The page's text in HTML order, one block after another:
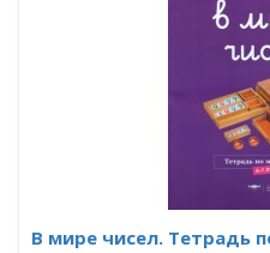
В мире чисел. Тетрадь